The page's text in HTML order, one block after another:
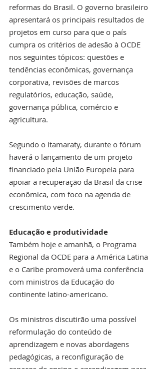
reformas do Brasil. O governo brasileiro
apresentará os principais resultados de
projetos em curso para que o país
cumpra os critérios de adesão à OCDE
nos seguintes tópicos: questões e
tendências econômicas, governança
corporativa, revisões de marcos
regulatórios, educação, saúde,
governança pública, comércio e
agricultura.
Segundo o Itamaraty, durante o fórum
haverá o lançamento de um projeto
financiado pela União Europeia para
apoiar a recuperação da Brasil da crise
econômica, com foco na agenda de
crescimento verde.
Educação e produtividade
Também hoje e amanhã, o Programa
Regional da OCDE para a América Latina
e o Caribe promoverá uma conferência
com ministros da Educação do
continente latino-americano.
Os ministros discutirão uma possível
reformulação do conteúdo de
aprendizagem e novas abordagens
pedagógicas, a reconfiguração de